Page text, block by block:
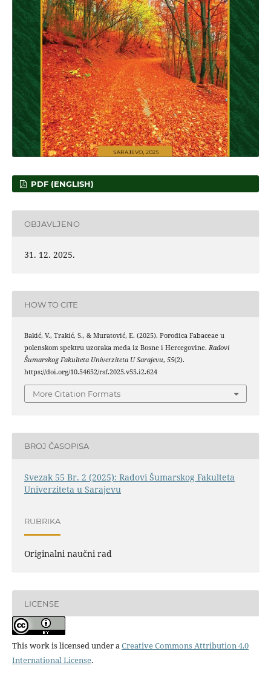
PDF (ENGLISH)
OBJAVLJENO
31. 12. 2025.
HOW TO CITE
Bakić, V., Trakić, S., & Muratović, E. (2025). Porodica Fabaceae u
polenskom spektru uzoraka meda iz Bosne i Hercegovine. Radovi
Šumarskog Fakulteta Univerziteta U Sarajevu, 55(2).
https://doi.org/10.54652/rsf.2025.v55.i2.624
More Citation Formats
BROJ ČASOPISA
Svezak 55 Br. 2 (2025): Radovi Šumarskog Fakulteta
Univerziteta u Sarajevu
RUBRIKA
Originalni naučni rad
LICENSE
This work is licensed under aCreative Commons Attribution 4.0
International License.